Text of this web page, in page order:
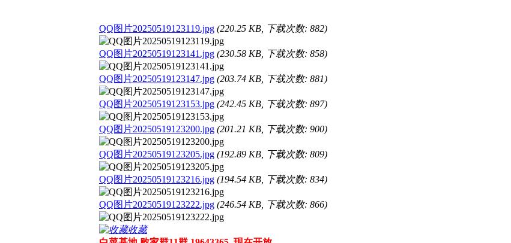
QQ图片20250519123119.jpg (220.25 KB, 下载次数: 882)
QQ图片20250519123141.jpg (230.58 KB, 下载次数: 858)
QQ图片20250519123147.jpg (203.74 KB, 下载次数: 881)
QQ图片20250519123153.jpg (242.45 KB, 下载次数: 897)
QQ图片20250519123200.jpg (201.21 KB, 下载次数: 900)
QQ图片20250519123205.jpg (192.89 KB, 下载次数: 809)
QQ图片20250519123216.jpg (194.54 KB, 下载次数: 834)
QQ图片20250519123222.jpg (246.54 KB, 下载次数: 866)
收藏